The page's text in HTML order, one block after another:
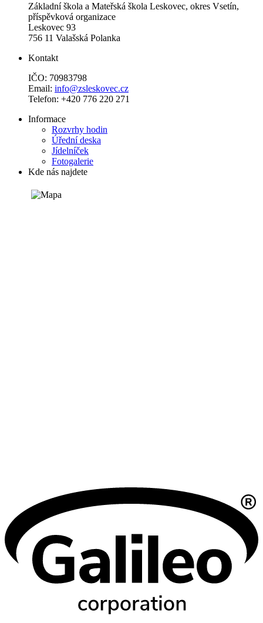
Základní škola a Mateřská škola Leskovec, okres Vsetín,
příspěvková organizace
Leskovec 93
756 11 Valašská Polanka
Kontakt
IČO: 70983798
Email: info@zsleskovec.cz
Telefon: +420 776 220 271
Informace
Rozvrhy hodin
Úřední deska
Jídelníček
Fotogalerie
Kde nás najdete